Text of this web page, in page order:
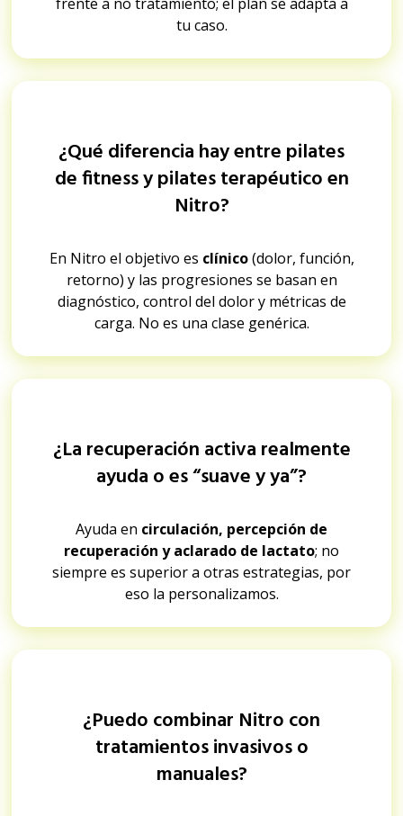
tu caso.
¿Qué diferencia hay entre pilates
de fitness y pilates terapéutico en
Nitro?
En Nitro el objetivo es clínico(dolor, función,
retorno) y las progresiones se basan en
diagnóstico, control del dolor y métricas de
carga. No es una clase genérica.
¿La recuperación activa realmente
ayuda o es “suave y ya”?
Ayuda en circulación, percepción de
recuperación y aclarado de lactato; no
siempre es superior a otras estrategias, por
eso la personalizamos.
¿Puedo combinar Nitro con
tratamientos invasivos o
manuales?